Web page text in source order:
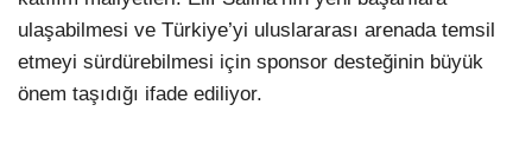
ulaşabilmesi ve Türkiye’yi uluslararası arenada temsil
etmeyi sürdürebilmesi için sponsor desteğinin büyük
önem taşıdığı ifade ediliyor.